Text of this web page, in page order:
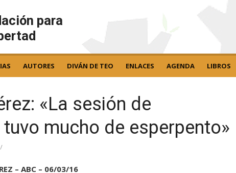
para
AUTORES DIVÁN DE TEO ENLACES AGENDA LIBROS
«La sesión de
mucho de esperpento»
/
– ABC – 06/03/16